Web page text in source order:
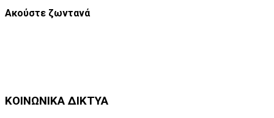
Ακούστε ζωντανά
ΚΟΙΝΩΝΙΚΑ ΔΙΚΤΥΑ